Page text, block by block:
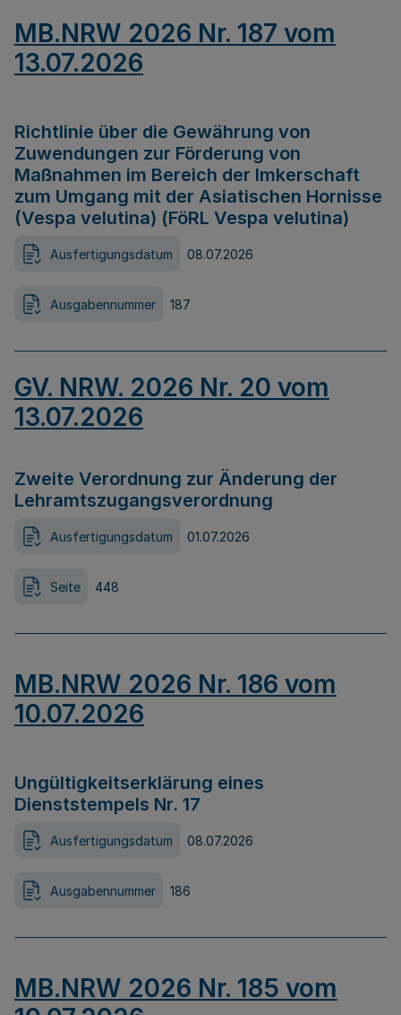
MB.NRW 2026 Nr. 187 vom
13.07.2026
Richtlinie über die Gewährung von
Zuwendungen zur Förderung von
Maßnahmen im Bereich der Imkerschaft
zum Umgang mit der Asiatischen Hornisse
(Vespa velutina) (FöRL Vespa velutina)
Ausfertigungsdatum 08.07.2026
Ausgabennummer 187
GV. NRW. 2026 Nr. 20 vom
13.07.2026
Zweite Verordnung zur Änderung der
Lehramtszugangsverordnung
Ausfertigungsdatum 01.07.2026
Seite 448
MB.NRW 2026 Nr. 186 vom
10.07.2026
Ungültigkeitserklärung eines
Dienststempels Nr. 17
Ausfertigungsdatum 08.07.2026
Ausgabennummer 186
MB.NRW 2026 Nr. 185 vom